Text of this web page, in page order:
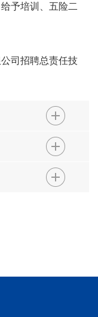
予培训、五险二
司招聘总责任技